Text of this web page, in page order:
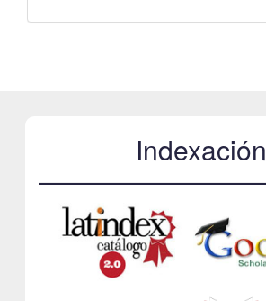
Indexación